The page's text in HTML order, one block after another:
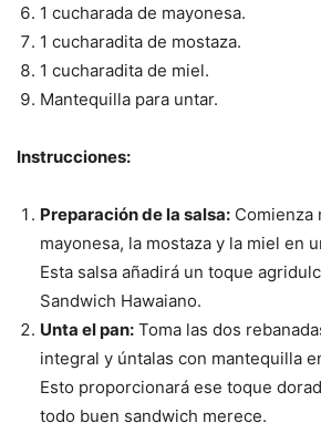
1 cucharada de mayonesa.
1 cucharadita de mostaza.
1 cucharadita de miel.
Mantequilla para untar.
Instrucciones:
Preparación de la salsa: Comienza
mayonesa, la mostaza y la miel en
Esta salsa añadirá un toque
Sandwich Hawaiano.
Unta el pan: Toma las dos
integral y úntalas con mantequilla
Esto proporcionará ese toque
todo buen sandwich merece.